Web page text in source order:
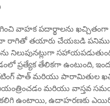
వాహక పదార్థాలను
లేదా రాగితో తయారు చేయబడి
నిలుపునట్లుగా
ప్రత్యేక తేలికగా ఉంటుంది,
పాత్ మరియు పారామితుల
నియంత్రించడం మరియు వాస్తవ
కలిగి ఉంటాయి, ఉదాహరణకు